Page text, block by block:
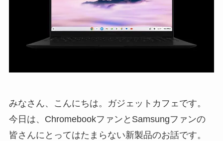
みなさん、こんにちは。ガジェットカフェです。
今日は、ChromebookファンとSamsungファンの
皆さんにとってはたまらない新製品のお話です。